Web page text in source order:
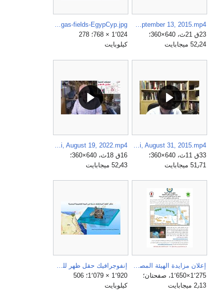
Cyprus Ignores Egypt and Invites Eni to Discuss Extension of Egyptian Field, Nael El Shafei, September 13, 2015.mp4
23ق 21ث، 640×360؛
52٫24 ميجابايت
East-Med-gas-fields-EgypCyp.jpg
1٬024 × 768؛ 278
كيلوبايت
33ق 11ث، 640×360؛
51٫71 ميجابايت
16ق 18ث، 640×360؛
52٫43 ميجابايت
إعلان مزايدة الهيئة المصرية العامة للبترول، مارس 2021.pdf
1٬275×1٬650، صفحتان؛
2٫13 ميجابايت
إنفوجرافيك حقل ظهر للغاز.jpg
1٬920 × 1٬079؛ 506
كيلوبايت